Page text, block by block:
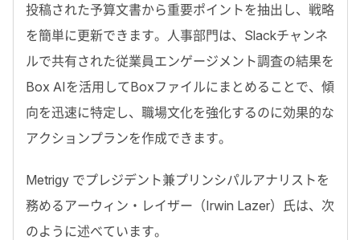
投稿された予算文書から重要ポイントを抽出し、戦略
を簡単に更新できます。人事部門は、Slackチャンネ
ルで共有された従業員エンゲージメント調査の結果を
Box AIを活用してBoxファイルにまとめることで、傾
向を迅速に特定し、職場文化を強化するのに効果的な
アクションプランを作成できます。
Metrigy でプレジデント兼プリンシパルアナリストを
務めるアーウィン・レイザー（Irwin Lazer）氏は、次
のように述べています。